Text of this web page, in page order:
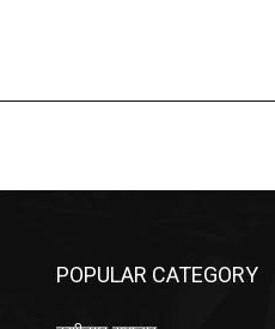
POPULAR CATEGORY